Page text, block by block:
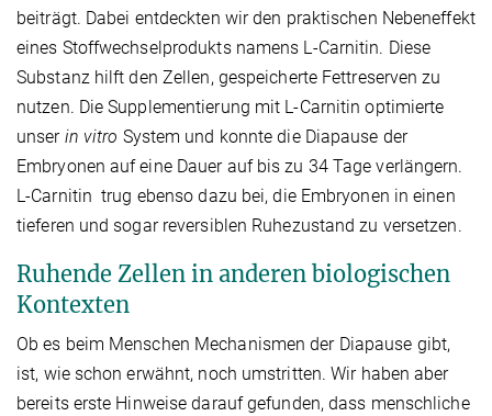
beiträgt. Dabei entdeckten wir den praktischen Nebeneffekt
eines Stoffwechselprodukts namens L-Carnitin. Diese
Substanz hilft den Zellen, gespeicherte Fettreserven zu
nutzen. Die Supplementierung mit L-Carnitin optimierte
unser in vitro System und konnte die Diapause der
Embryonen auf eine Dauer auf bis zu 34 Tage verlängern.
L-Carnitin trug ebenso dazu bei, die Embryonen in einen
tieferen und sogar reversiblen Ruhezustand zu versetzen.
Ruhende Zellen in anderen biologischen
Kontexten
Ob es beim Menschen Mechanismen der Diapause gibt,
ist, wie schon erwähnt, noch umstritten. Wir haben aber
bereits erste Hinweise darauf gefunden, dass menschliche